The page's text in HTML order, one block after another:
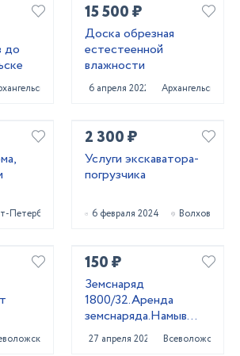
до
15 500 ₽
Доска обрезная
естестеенной
влажности
6 апреля 2022 Архангельск
Петербург
2 300 ₽
Услуги экскаватора-
погрузчика
6 февраля 2024 Волхов
150 ₽
Земснаряд
1800/32.Аренда
земснаряда.Намыв
песка.
27 апреля 2023 Всеволожск